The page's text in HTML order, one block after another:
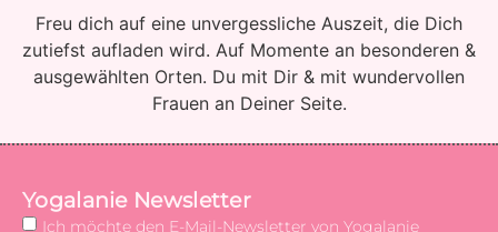
Freu dich auf eine unvergessliche Auszeit, die Dich
zutiefst aufladen wird. Auf Momente an besonderen &
ausgewählten Orten. Du mit Dir & mit wundervollen
Frauen an Deiner Seite.
Yogalanie Newsletter
Ich möchte den E-Mail-Newsletter von Yogalanie